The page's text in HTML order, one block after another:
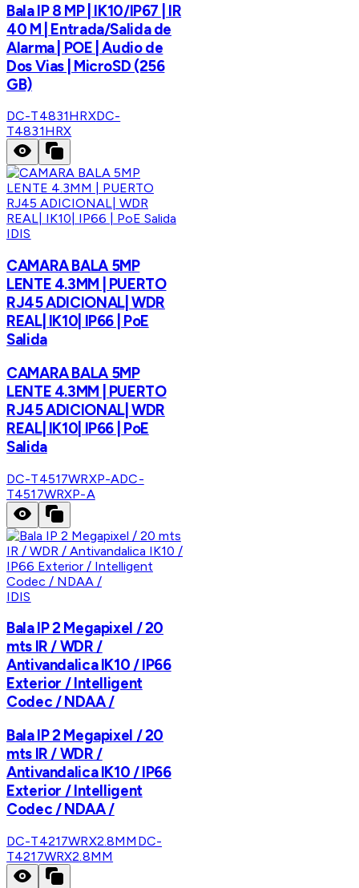
Bala IP 8 MP | IK10/IP67 | IR
40 M | Entrada/Salida de
Alarma | POE | Audio de
Dos Vias | MicroSD (256
GB)
DC-T4831HRXDC-
T4831HRX
IDIS
CAMARA BALA 5MP
LENTE 4.3MM | PUERTO
RJ45 ADICIONAL| WDR
REAL| IK10| IP66 | PoE
Salida
CAMARA BALA 5MP
LENTE 4.3MM | PUERTO
RJ45 ADICIONAL| WDR
REAL| IK10| IP66 | PoE
Salida
DC-T4517WRXP-ADC-
T4517WRXP-A
IDIS
Bala IP 2 Megapixel / 20
mts IR / WDR /
Antivandalica IK10 / IP66
Exterior / Intelligent
Codec / NDAA /
Bala IP 2 Megapixel / 20
mts IR / WDR /
Antivandalica IK10 / IP66
Exterior / Intelligent
Codec / NDAA /
DC-T4217WRX2.8MM DC-
T4217WRX2.8MM